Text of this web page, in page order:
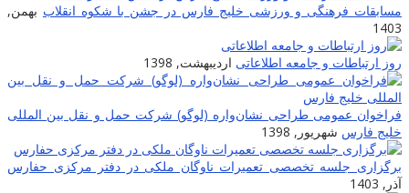
مسابقات فرهنگی و ورزشی خلیج فارس در جشن با شکوه انقلاب بهمن,
1403
روز ارتباطات و جامعه اطلاعاتى اردیبهشت, 1398
فراخوان عمومی طراحی نشان‌واره (لوگو) شرکت حمل و نقل بین المللی
خلیج فارس شهریور, 1398
برگزاری جلسه تخصصی تعمیرات ناوگان ملکی در دفتر مرکزی حفارس
آذر, 1403